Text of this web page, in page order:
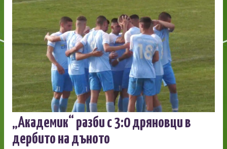
„Академик“ разби с 3:0 дряновци в
дербито на дъното